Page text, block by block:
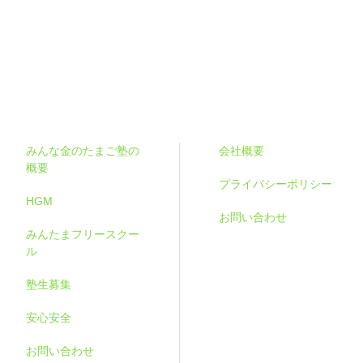
みんな金のたまご塾の
概要
HGM
みんたまフリースクー
ル
塾生募集
安心安全
お問い合わせ
会社概要
プライバシーポリシー
お問い合わせ